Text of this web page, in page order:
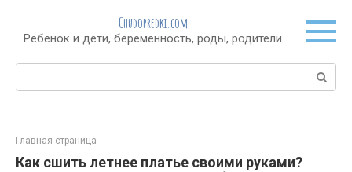
контенту
Chudopredki.com
Ребенок и дети, беременность, роды, родители
Поиск:
Главная страница
Как сшить летнее платье своими руками?